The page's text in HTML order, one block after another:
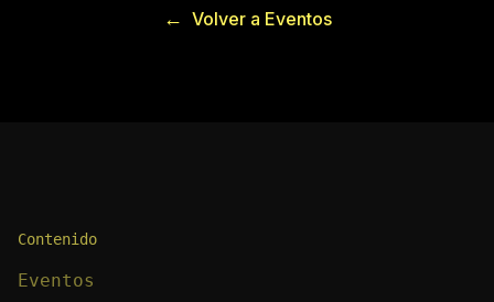
← Volver a Eventos
Contenido
Eventos